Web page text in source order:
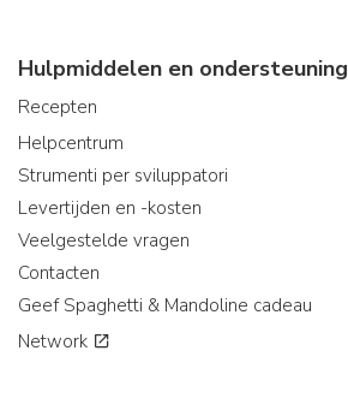
Hulpmiddelen en ondersteuning
Recepten
Helpcentrum
Strumenti per sviluppatori
Levertijden en -kosten
Veelgestelde vragen
Contacten
Geef Spaghetti & Mandoline cadeau
Network